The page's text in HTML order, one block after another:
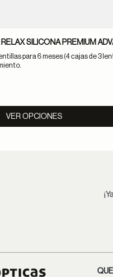
SILICONA PREMIUM
para 6 meses (4 cajas de 3
VER OPCIONES